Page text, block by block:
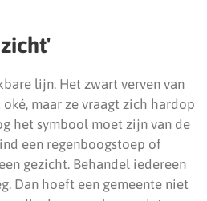
lijn. Het zwart verven van
maar ze vraagt zich hardop
het symbool moet zijn van de
een regenboogstoep of
gezicht. Behandel iedereen
Dan hoeft een gemeente niet